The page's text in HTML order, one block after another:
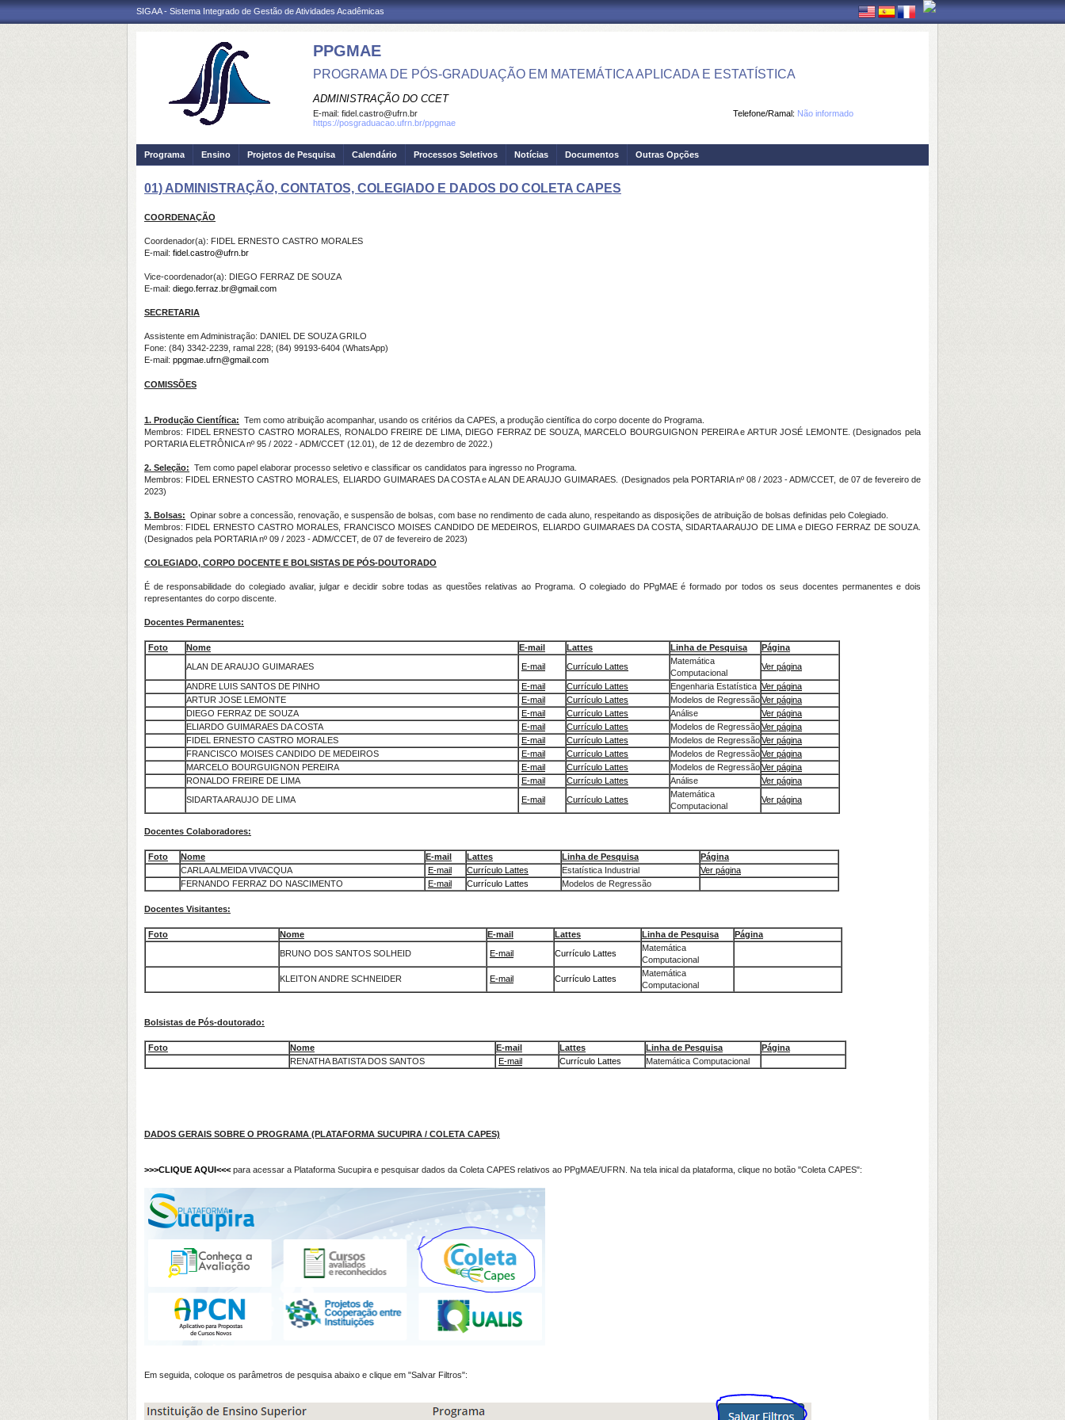
SIGAA - Sistema Integrado de Gestão de Atividades Acadêmicas
PPGMAE
PROGRAMA DE PÓS-GRADUAÇÃO EM MATEMÁTICA APLICADA E ESTATÍSTICA
ADMINISTRAÇÃO DO CCET
Telefone/Ramal: Não informado
E-mail: fidel.castro@ufrn.br
https://posgraduacao.ufrn.br/ppgmae
Programa Ensino Projetos de Pesquisa Calendário Processos Seletivos Notícias Documentos Outras Opções
01) ADMINISTRAÇÃO, CONTATOS, COLEGIADO E DADOS DO COLETA CAPES
COORDENAÇÃO
Coordenador(a): FIDEL ERNESTO CASTRO MORALES
E-mail: fidel.castro@ufrn.br
Vice-coordenador(a): DIEGO FERRAZ DE SOUZA
E-mail: diego.ferraz.br@gmail.com
SECRETARIA
Assistente em Administração: DANIEL DE SOUZA GRILO
Fone: (84) 3342-2239, ramal 228; (84) 99193-6404 (WhatsApp)
E-mail: ppgmae.ufrn@gmail.com
COMISSÕES
1. Produção Científica: Tem como atribuição acompanhar, usando os critérios da CAPES, a produção científica do corpo docente do Programa.
Membros: FIDEL ERNESTO CASTRO MORALES, RONALDO FREIRE DE LIMA, DIEGO FERRAZ DE SOUZA, MARCELO BOURGUIGNON PEREIRA e ARTUR JOSÉ LEMONTE. (Designados pela
PORTARIA ELETRÔNICA nº 95 / 2022 - ADM/CCET (12.01), de 12 de dezembro de 2022.)
2. Seleção: Tem como papel elaborar processo seletivo e classificar os candidatos para ingresso no Programa.
Membros: FIDEL ERNESTO CASTRO MORALES, ELIARDO GUIMARAES DA COSTA e ALAN DE ARAUJO GUIMARAES. (Designados pela PORTARIA nº 08 / 2023 - ADM/CCET, de 07 de fevereiro de
2023)
3. Bolsas: Opinar sobre a concessão, renovação, e suspensão de bolsas, com base no rendimento de cada aluno, respeitando as disposições de atribuição de bolsas definidas pelo Colegiado.
Membros: FIDEL ERNESTO CASTRO MORALES, FRANCISCO MOISES CANDIDO DE MEDEIROS, ELIARDO GUIMARAES DA COSTA, SIDARTA ARAUJO DE LIMA e DIEGO FERRAZ DE SOUZA.
(Designados pela PORTARIA nº 09 / 2023 - ADM/CCET, de 07 de fevereiro de 2023)
COLEGIADO, CORPO DOCENTE E BOLSISTAS DE PÓS-DOUTORADO
É de responsabilidade do colegiado avaliar, julgar e decidir sobre todas as questões relativas ao Programa. O colegiado do PPgMAE é formado por todos os seus docentes permanentes e dois
representantes do corpo discente.
Docentes Permanentes:
Foto Nome E-mail Lattes Linha de Pesquisa
Página
ALAN DE ARAUJO GUIMARAES
E-mail Currículo Lattes
Matemática
Computacional
Ver página
ANDRE LUIS SANTOS DE PINHO E-mail Currículo Lattes Engenharia Estatística Ver página
ARTUR JOSE LEMONTE
E-mail Currículo Lattes Modelos de RegressãoVer página
DIEGO FERRAZ DE SOUZA
E-mail Currículo Lattes Análise
Ver página
ELIARDO GUIMARAES DA COSTA
E-mail Currículo Lattes Modelos de RegressãoVer página
FIDEL ERNESTO CASTRO MORALES
E-mail Currículo Lattes Modelos de RegressãoVer página
FRANCISCO MOISES CANDIDO DE MEDEIROS
E-mail Currículo Lattes Modelos de RegressãoVer página
MARCELO BOURGUIGNON PEREIRA
E-mail Currículo Lattes Modelos de RegressãoVer página
RONALDO FREIRE DE LIMA
E-mail Currículo Lattes Análise
Ver página
SIDARTA ARAUJO DE LIMA
E-mail Currículo Lattes
Matemática
Computacional
Ver página
Docentes Colaboradores:
Foto Nome E-mail Lattes Linha de Pesquisa
Página
CARLA ALMEIDA VIVACQUA
E-mail Currículo Lattes Estatística Industrial
Ver página
FERNANDO FERRAZ DO NASCIMENTO
E-mail Currículo Lattes Modelos de Regressão
Docentes Visitantes:
Foto Nome E-mail Lattes Linha de Pesquisa
Página
BRUNO DOS SANTOS SOLHEID
E-mail Currículo Lattes
Matemática
Computacional
KLEITON ANDRE SCHNEIDER
E-mail Currículo Lattes
Matemática
Computacional
Bolsistas de Pós-doutorado:
Foto Nome E-mail Lattes Linha de Pesquisa
Página
RENATHA BATISTA DOS SANTOS
E-mail Currículo Lattes Matemática Computacional
DADOS GERAIS SOBRE O PROGRAMA (PLATAFORMA SUCUPIRA / COLETA CAPES)
>>>CLIQUE AQUI<<< para acessar a Plataforma Sucupira e pesquisar dados da Coleta CAPES relativos ao PPgMAE/UFRN. Na tela inical da plataforma, clique no botão "Coleta CAPES":
Em seguida, coloque os parâmetros de pesquisa abaixo e clique em "Salvar Filtros":